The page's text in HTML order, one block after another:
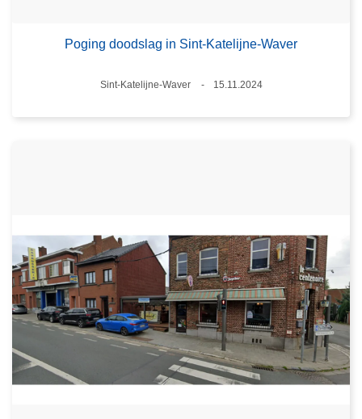
Poging doodslag in Sint-Katelijne-Waver
Plaats
Sint-Katelijne-Waver
15.11.2024